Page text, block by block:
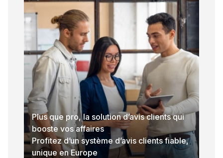
Plus que pro, la solution d’avis clients qui
booste vos affaires
Profitez d’un système d’avis clients fiable,
unique en Europe